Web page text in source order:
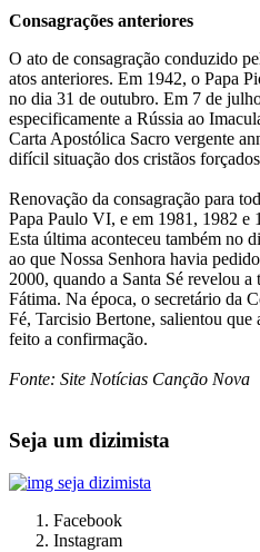
Consagrações anteriores
O ato de consagração conduzido
atos anteriores. Em 1942, o Papa
no dia 31 de outubro. Em 7 de
especificamente a Rússia ao
Carta Apostólica Sacro vergente
difícil situação dos cristãos
Renovação da consagração para
Papa Paulo VI, e em 1981, 1982 e
Esta última aconteceu também no
ao que Nossa Senhora havia
2000, quando a Santa Sé revelou a
Fátima. Na época, o secretário da
Fé, Tarcisio Bertone, salientou
feito a confirmação.
Fonte: Site Notícias Canção Nova
Seja um dizimista
Facebook
Instagram